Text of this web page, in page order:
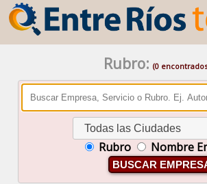
Rubro: (0
Todas las Ciudades
Rubro Nombre
BUSCAR